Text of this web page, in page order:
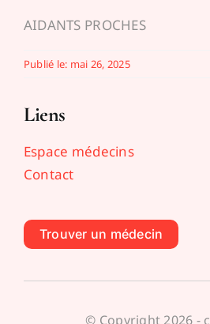
AIDANTS PROCHES
Publié le: mai 26, 2025
Liens
Espace médecins
Contact
Trouver un médecin
© Copyright 2026 -